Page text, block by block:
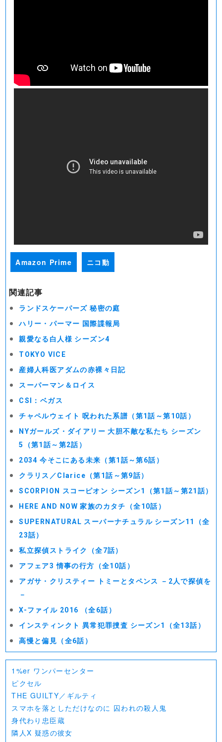
Amazon Prime ニコ動
関連記事
ランドスケーパーズ 秘密の庭
ハリー・パーマー 国際諜報局
親愛なる白人様 シーズン4
TOKYO VICE
産婦人科医アダムの赤裸々日記
スーパーマン＆ロイス
CSI：ベガス
チャペルウェイト 呪われた系譜（第1話～第10話）
NYガールズ・ダイアリー 大胆不敵な私たち シーズン
5（第1話～第2話）
2034 今そこにある未来（第1話～第6話）
クラリス／Clarice（第1話～第9話）
SCORPION スコーピオン シーズン1（第1話～第21話）
HERE AND NOW 家族のカタチ（全10話）
SUPERNATURAL スーパーナチュラル シーズン11（全
23話）
私立探偵ストライク（全7話）
アフェア3 情事の行方（全10話）
アガサ・クリスティー トミーとタペンス －2人で探偵を
－
X-ファイル 2016 （全6話）
インスティンクト 異常犯罪捜査 シーズン1（全13話）
高慢と偏見（全6話）
1%er ワンパーセンター
ピクセル
THE GUILTY／ギルティ
スマホを落としただけなのに 囚われの殺人鬼
身代わり忠臣蔵
隣人X 疑惑の彼女